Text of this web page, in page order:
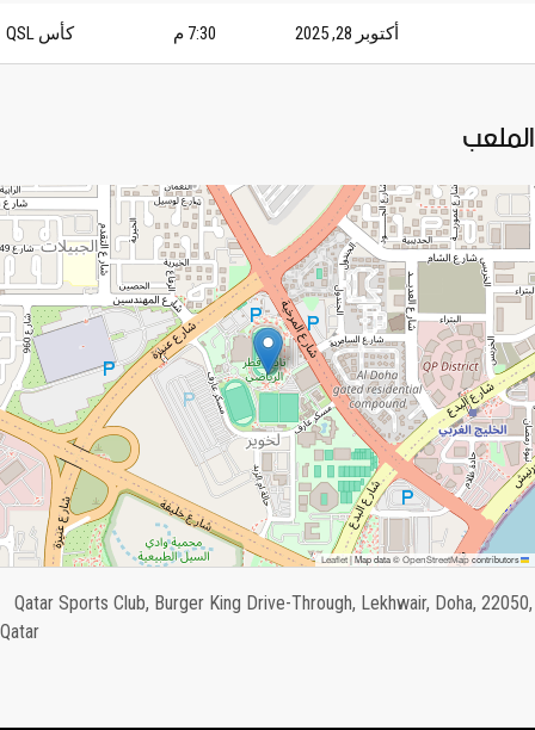
أكتوبر 28, 2025 7:30 م كأس QSL
الملعب
Leaflet
|Map data ©OpenStreetMapcontributors
Qatar Sports Club, Burger King Drive-Through, Lekhwair, Doha, 22050,
Qatar